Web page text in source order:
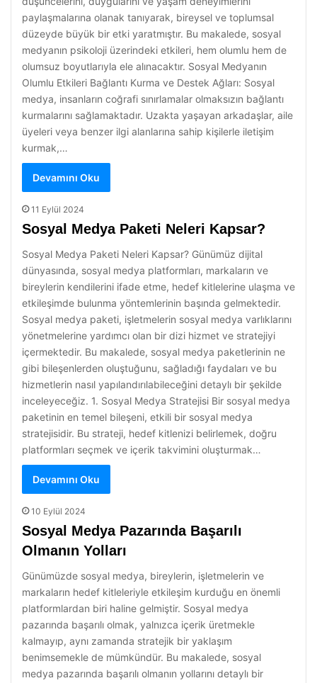
paylaşmalarına olanak tanıyarak, bireysel ve toplumsal
düzeyde büyük bir etki yaratmıştır. Bu makalede, sosyal
medyanın psikoloji üzerindeki etkileri, hem olumlu hem de
olumsuz boyutlarıyla ele alınacaktır. Sosyal Medyanın
Olumlu Etkileri Bağlantı Kurma ve Destek Ağları: Sosyal
medya, insanların coğrafi sınırlamalar olmaksızın bağlantı
kurmalarını sağlamaktadır. Uzakta yaşayan arkadaşlar, aile
üyeleri veya benzer ilgi alanlarına sahip kişilerle iletişim
kurmak,…
Devamını Oku
11 Eylül 2024
Sosyal Medya Paketi Neleri Kapsar?
Sosyal Medya Paketi Neleri Kapsar? Günümüz dijital
dünyasında, sosyal medya platformları, markaların ve
bireylerin kendilerini ifade etme, hedef kitlelerine ulaşma ve
etkileşimde bulunma yöntemlerinin başında gelmektedir.
Sosyal medya paketi, işletmelerin sosyal medya varlıklarını
yönetmelerine yardımcı olan bir dizi hizmet ve stratejiyi
içermektedir. Bu makalede, sosyal medya paketlerinin ne
gibi bileşenlerden oluştuğunu, sağladığı faydaları ve bu
hizmetlerin nasıl yapılandırılabileceğini detaylı bir şekilde
inceleyeceğiz. 1. Sosyal Medya Stratejisi Bir sosyal medya
paketinin en temel bileşeni, etkili bir sosyal medya
stratejisidir. Bu strateji, hedef kitlenizi belirlemek, doğru
platformları seçmek ve içerik takvimini oluşturmak…
Devamını Oku
10 Eylül 2024
Sosyal Medya Pazarında Başarılı
Olmanın Yolları
Günümüzde sosyal medya, bireylerin, işletmelerin ve
markaların hedef kitleleriyle etkileşim kurduğu en önemli
platformlardan biri haline gelmiştir. Sosyal medya
pazarında başarılı olmak, yalnızca içerik üretmekle
kalmayıp, aynı zamanda stratejik bir yaklaşım
benimsemekle de mümkündür. Bu makalede, sosyal
medya pazarında başarılı olmanın yollarını detaylı bir